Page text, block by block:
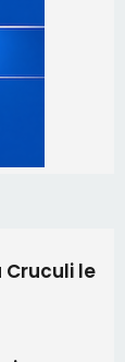
le
une
de San